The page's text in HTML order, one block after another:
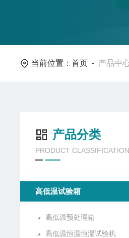
当前位置：首页 - 产品中
产品分类
PRODUCT CLASSIFICATION
高低温试验箱
高低温预处理箱
高低温恒温恒湿试验机